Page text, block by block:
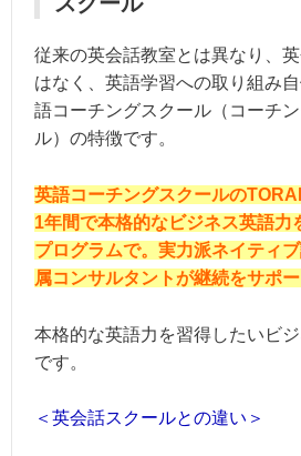
従来の英会話教室とは異なり、
はなく、英語学習への取り組み
語コーチングスクール（コーチ
ル）の特徴です。
英語コーチングスクールの
1年間で本格的なビジネス英語力
プログラムで。実力派ネイティ
属コンサルタントが継続をサポー
本格的な英語力を習得したいビ
です。
＜英会話スクールとの違い＞